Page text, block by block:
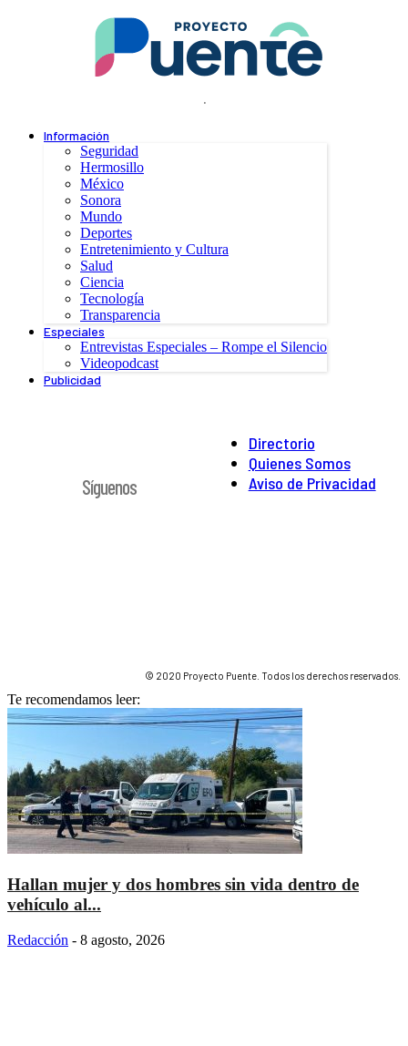
.
Información
Seguridad
Hermosillo
México
Sonora
Mundo
Deportes
Entretenimiento y Cultura
Salud
Ciencia
Tecnología
Transparencia
Especiales
Entrevistas Especiales – Rompe el Silencio
Videopodcast
Publicidad
Directorio
Quienes Somos
Aviso de Privacidad
Síguenos
© 2020 Proyecto Puente. Todos los derechos reservados.
Te recomendamos leer:
Hallan mujer y dos hombres sin vida dentro de
vehículo al...
Redacción - 8 agosto, 2026